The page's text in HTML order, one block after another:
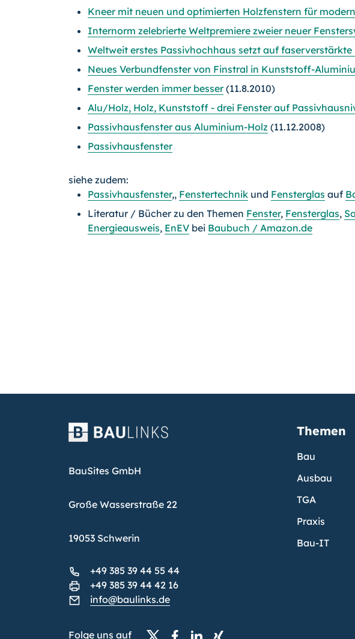
Kneer mit neuen und optimierten Holzfenstern für
Internorm zelebrierte Weltpremiere zweier neuer
Weltweit erstes Passivhochhaus setzt auf faserverstärkte
Neues Verbundfenster von Finstral in Kunststoff-
Fenster werden immer besser(11.8.2010)
Alu/Holz, Holz, Kunststoff - drei Fenster auf
Passivhausfenster aus Aluminium-Holz (11.12.2008)
Passivhausfenster
siehe zudem:
Passivhausfenster,, Fenstertechnik und Fensterglas auf
Literatur / Bücher zu den Themen Fenster, Fensterglas,
Energieausweis, EnEV bei Baubuch / Amazon.de
BauSites GmbH
Große Wasserstraße 22
19053 Schwerin
+49 385 39 44 55 44
+49 385 39 44 42 16
info@baulinks.de
Folge uns auf
Themen
Bau
Ausbau
TGA
Praxis
Bau-IT